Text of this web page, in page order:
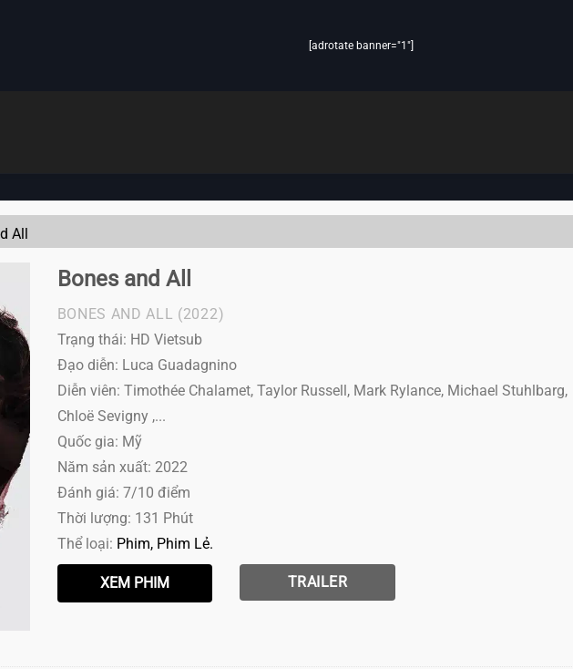
[adrotate banner="1"]
All
Bones and All
BONES AND ALL
(2022)
Trạng thái: HD Vietsub
Đạo diễn: Luca Guadagnino
Diễn viên: Timothée Chalamet, Taylor Russell, Mark Rylance, Michael Stuhlbarg,
Chloë Sevigny ,...
Quốc gia: Mỹ
Năm sản xuất: 2022
Đánh giá: 7/10 điểm
Thời lượng: 131 Phút
Thể loại: Phim Phim Lẻ
TRAILER